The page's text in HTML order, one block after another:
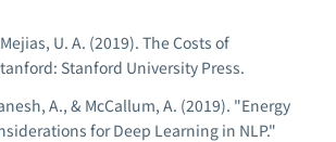
U. A. (2019). The Costs of
Stanford University Press.
A., & McCallum, A. (2019). "Energy
for Deep Learning in NLP."